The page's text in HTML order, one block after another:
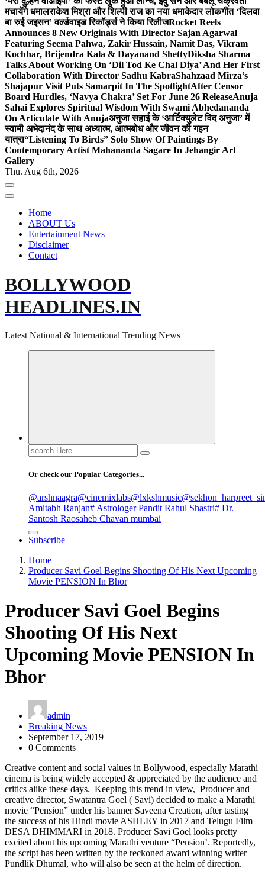
मचायेंगे धमालराकेश मिश्रा और शिल्पी राज का नया धमाकेदार लोकगीत ‘दिलवा
बा रुई जइसन’ वर्ल्डवाइड रिकॉर्ड्स ने किया रिलीजRocket Reels
Announces 8 New Originals With Director Sajan Agarwal
Featuring Seema Pahwa, Zakir Hussain, Namit Das, Vikram
Kochhar, Brijendra Kala & Dayanand ShettyDiksha Sharma
Talks About Working On ‘Dil Tod Ke Chal Diya’ And Her First
Collaboration With Director Sadhu KabraShahzaad Mirza’s
Shajapur Visit Puts Samarpit In The SpotlightAfter Censor
Board Hurdles, ‘Navya Chakra’ Set For June 26 ReleaseAnuja
Sahai Explores Spiritual Wisdom With Swami Abhedananda
On Articulate With Anujaअनुजा सहाई के ‘आर्टिक्युलेट विद अनुजा’ में
स्वामी अभेदानंद के साथ अध्यात्म, आत्मबोध और जीवन की गहन
यात्रा“Listening To Birds” Solo Show Of Paintings By
Contemporary Artist Mahananda Sagare In Jehangir Art
Gallery
Thu. Aug 6th, 2026
Home
ABOUT Us
Entertainment News
Disclaimer
Contact
BOLLYWOOD
HEADLINES.IN
Latest National & International Trending News
Search
for:
Or check our Popular Categories...
@arshnaagra@cinemixlabs@lxkshmusic
Amitabh Ranjan# Astrologer Pandit Rahul Shastri# Dr.
Santosh Raosaheb Chavan mumbai
Subscribe
Home
Producer Savi Goel Begins Shooting Of His Next Upcoming
Movie PENSION In Bhor
Producer Savi Goel Begins
Shooting Of His Next
Upcoming Movie PENSION In
Bhor
admin
Breaking News
September 17, 2019
0 Comments
Creative content and social values in Bollywood, especially Marathi
cinema is being widely accepted & appreciated by the audience and
critics alike these days. Keeping this trend in view, Producer and
creative director, Swatantra Goel ( Savi) decided to make a Marathi
movie “Pension” under his banner Saveena Creation, after tasting
the success of his Hindi movie ASHLEY in 2017 and Telugu Film
DESA DHIMMARI in 2018. Producer Savi Goel looks pretty
excited about his upcoming Marathi venture “Pension’. Reportedly,
the script has been written by the reckoned award winning writer
Pundlik Dhumal, who will also be seen at the helm of direction.